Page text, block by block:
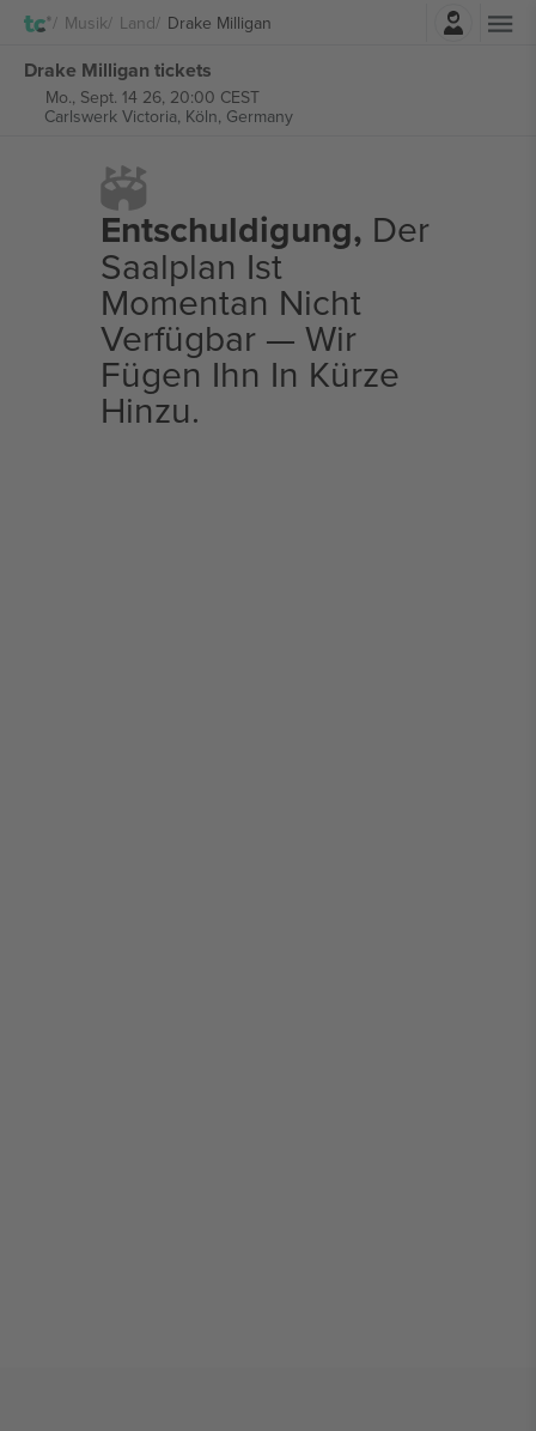
Musik Land Drake Milligan
Drake Milligan tickets
Mo., Sept. 14 26, 20:00 CEST
Carlswerk Victoria, Köln, Germany
Entschuldigung, Der
Saalplan Ist
Momentan Nicht
Verfügbar — Wir
Fügen Ihn In Kürze
Hinzu.